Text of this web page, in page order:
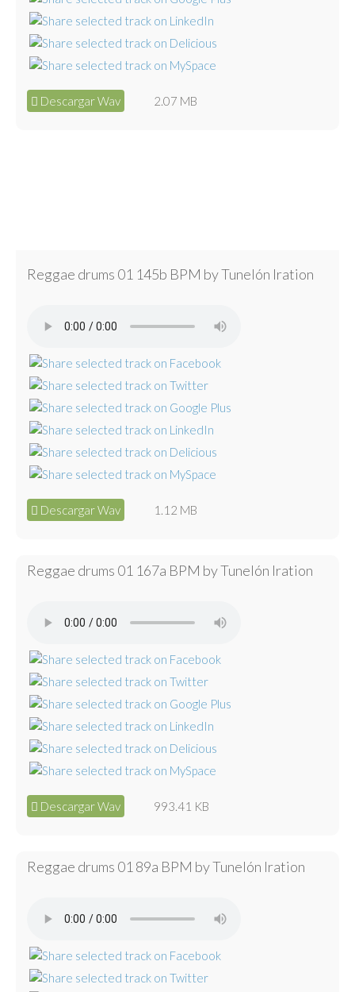
Descargar Wav 2.07 MB
Reggae drums 01 145b BPM by Tunelón Iration
Descargar Wav 1.12 MB
Reggae drums 01 167a BPM by Tunelón Iration
Descargar Wav 993.41 KB
Reggae drums 01 89a BPM by Tunelón Iration